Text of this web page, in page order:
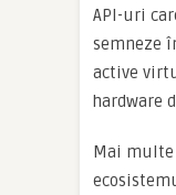
API-uri
semneze
active
hardware
Mai